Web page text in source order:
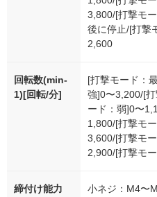
3,800/[打撃モ
後に停止/[打撃
2,600
回転数(min-
1)[回転/分]
[打撃モード：
強]0〜3,200/[
ード：弱]0〜
1,800/[打撃モ
3,600/[打撃モ
2,900/[打撃モ
締付け能力
小ネジ：M4〜